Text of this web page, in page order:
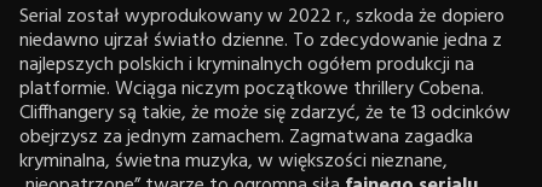
Serial został wyprodukowany w 2022 r., szkoda że dopiero
niedawno ujrzał światło dzienne. To zdecydowanie jedna z
najlepszych polskich i kryminalnych ogółem produkcji na
platformie. Wciąga niczym początkowe thrillery Cobena.
Cliffhangery są takie, że może się zdarzyć, że te 13 odcinków
obejrzysz za jednym zamachem. Zagmatwana zagadka
kryminalna, świetna muzyka, w większości nieznane,